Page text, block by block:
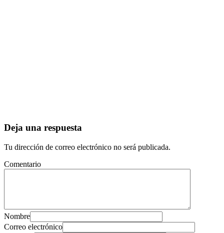
Deja una respuesta
Tu dirección de correo electrónico no será publicada.
Comentario
Nombre
Correo electrónico